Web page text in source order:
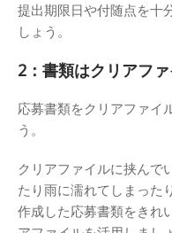
提出期限日や付随点を十
しょう。
2：書類はクリアフ
応募書類をクリアファイ
う。
クリアファイルに挟んで
たり雨に濡れてしまった
作成した応募書類をきれ